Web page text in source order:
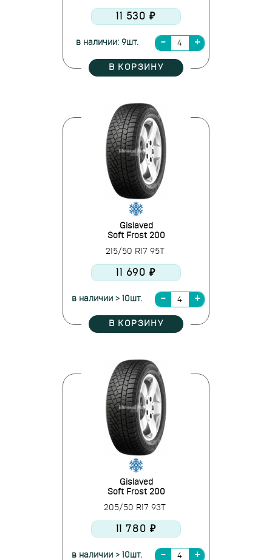
11 530 ₽
в наличии: 9шт.
В КОРЗИНУ
Gislaved
Soft Frost 200
215/50 R17 95T
11 690 ₽
в наличии > 10шт.
В КОРЗИНУ
Gislaved
Soft Frost 200
205/50 R17 93T
11 780 ₽
в наличии > 10шт.